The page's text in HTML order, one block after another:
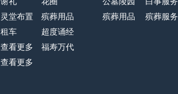
灵堂布置
殡葬用品
租车
超度诵经
查看更多
福寿万代
查看更多
殡葬用品
殡葬服务